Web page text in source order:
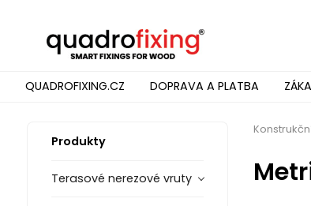
QUADROFIXING.CZ DOPRAVA A PLATBA
Produkty
Terasové nerezové vruty